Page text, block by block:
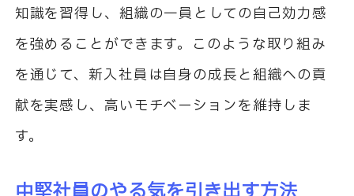
知識を習得し、組織の一員としての自己効力感
を強めることができます。このような取り組み
を通じて、新入社員は自身の成長と組織への貢
献を実感し、高いモチベーションを維持しま
す。